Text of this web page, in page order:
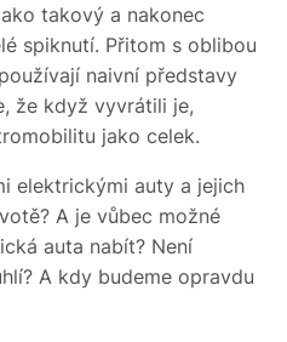
takový a nakonec
spiknutí. Přitom s oblibou
naivní představy
že když vyvrátili je,
jako celek.
elektrickými auty a jejich
A je vůbec možné
auta nabít? Není
A kdy budeme opravdu